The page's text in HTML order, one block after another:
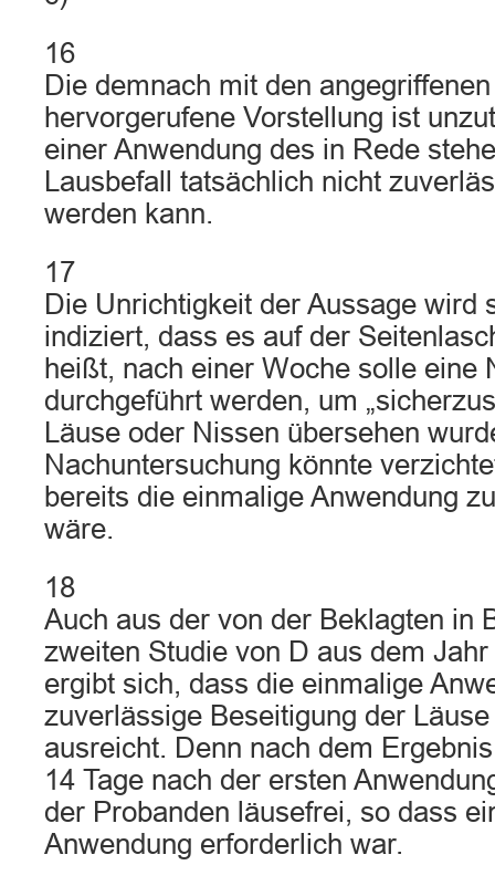
16
Die demnach mit den
hervorgerufene Vorstellung ist
einer Anwendung des in Rede
Lausbefall tatsächlich nicht
werden kann.
17
Die Unrichtigkeit der Aussage wird
indiziert, dass es auf der
heißt, nach einer Woche solle eine
durchgeführt werden, um
Läuse oder Nissen übersehen
Nachuntersuchung könnte
bereits die einmalige Anwendung
wäre.
18
Auch aus der von der Beklagten in
zweiten Studie von D aus dem
ergibt sich, dass die einmalige
zuverlässige Beseitigung der
ausreicht. Denn nach dem
14 Tage nach der ersten
der Probanden läusefrei, so dass
Anwendung erforderlich war.